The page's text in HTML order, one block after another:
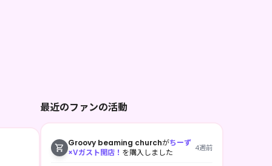
最近のファンの活動
Groovy beaming churchがちーず
×Vガスト開店！ を購入しました 4週前